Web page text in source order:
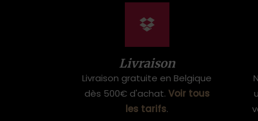
Livraison
Livraison gratuite en Belgique
dès 500€ d'achat. Voir tous
les tarifs.